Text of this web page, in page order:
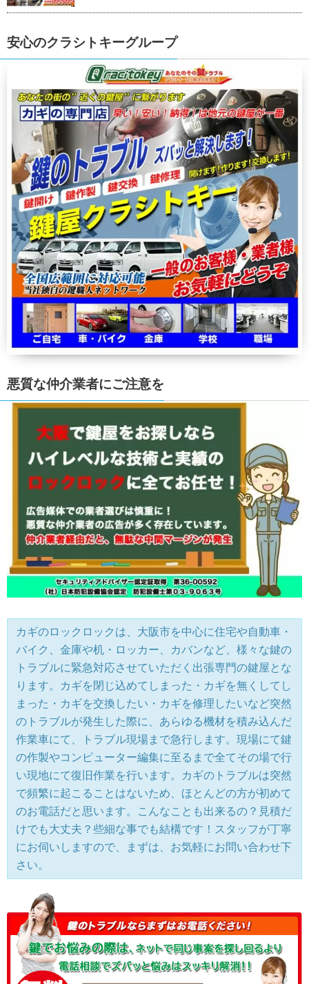
安心のクラシトキーグループ
悪質な仲介業者にご注意を
カギのロックロックは、大阪市を中心に住宅や自動車・
バイク、金庫や机・ロッカー、カバンなど、様々な鍵の
トラブルに緊急対応させていただく出張専門の鍵屋とな
ります。カギを閉じ込めてしまった・カギを無くしてし
まった・カギを交換したい・カギを修理したいなど突然
のトラブルが発生した際に、あらゆる機材を積み込んだ
作業車にて、トラブル現場まで急行します。現場にて鍵
の作製やコンピューター編集に至るまで全てその場で行
い現地にて復旧作業を行います。カギのトラブルは突然
で頻繁に起こることはないため、ほとんどの方が初めて
のお電話だと思います。こんなことも出来るの？見積だ
けでも大丈夫？些細な事でも結構です！スタッフが丁寧
にお伺いしますので、まずは、お気軽にお問い合わせ下
さい。